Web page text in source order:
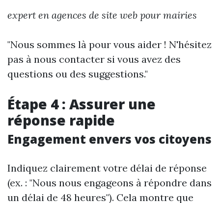
expert en agences de site web pour mairies
"Nous sommes là pour vous aider ! N'hésitez
pas à nous contacter si vous avez des
questions ou des suggestions."
Étape 4 : Assurer une
réponse rapide
Engagement envers vos citoyens
Indiquez clairement votre délai de réponse
(ex. : "Nous nous engageons à répondre dans
un délai de 48 heures"). Cela montre que